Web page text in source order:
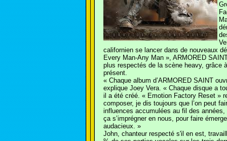
californien se lancer dans de nouveaux
Every Man-Any Man », ARMORED
plus respectés de la scène heavy, grâce
présent.
« Chaque album d’ARMORED SAINT
explique Joey Vera. « Chaque disque a
il a été créé. « Emotion Factory Reset »
composer, je dis toujours que l’on peut
influences accumulées au fil des
ça s’imprégner en nous, pour faire
audacieux. »
John, chanteur respecté s'il en est,